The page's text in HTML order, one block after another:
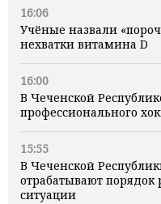
16:06
Учёные назвали
нехватки витамина D
16:00
В Чеченской
профессионального
15:55
В Чеченской
отрабатывают
ситуации